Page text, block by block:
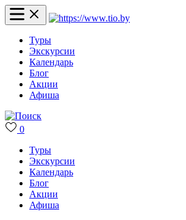
Туры
Экскурсии
Календарь
Блог
Акции
Афиша
0
Туры
Экскурсии
Календарь
Блог
Акции
Афиша